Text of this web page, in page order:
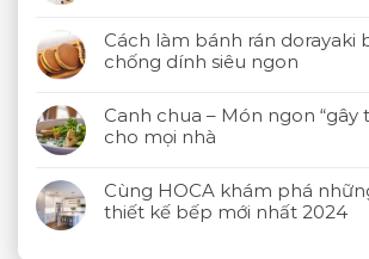
Cách làm bánh rán dorayaki
chống dính siêu ngon
Canh chua – Món ngon “gây
cho mọi nhà
Cùng HOCA khám phá
thiết kế bếp mới nhất 2024